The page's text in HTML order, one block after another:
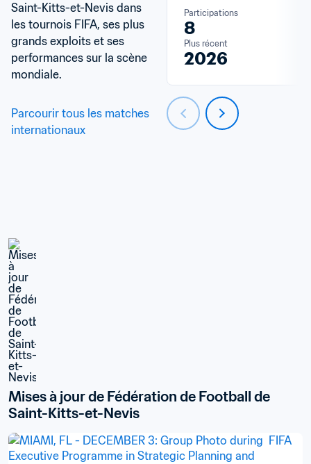
Saint-Kitts-et-Nevis dans
les tournois FIFA, ses plus
grands exploits et ses
performances sur la scène
mondiale.
Parcourir tous les matches
internationaux
Participations
8
Plus récent
2026
Mises à jour de Fédération de Football de
Saint-Kitts-et-Nevis